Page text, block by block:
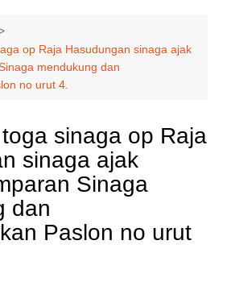
op Raja Hasudungan sinaga ajak
mendukung dan
no urut 4.
sinaga op Raja
sinaga ajak
Sinaga
dan
Paslon no urut